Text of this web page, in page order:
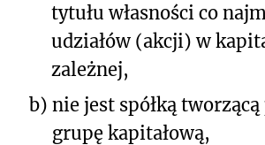
tytułu własności co
udziałów (akcji) w
zależnej,
b) nie jest spółką
grupę kapitałową,